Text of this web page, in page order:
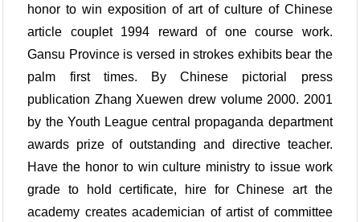
honor to win exposition of art of culture of Chinese
article couplet 1994 reward of one course work.
Gansu Province is versed in strokes exhibits bear the
palm first times. By Chinese pictorial press
publication Zhang Xuewen drew volume 2000. 2001
by the Youth League central propaganda department
awards prize of outstanding and directive teacher.
Have the honor to win culture ministry to issue work
grade to hold certificate, hire for Chinese art the
academy creates academician of artist of committee